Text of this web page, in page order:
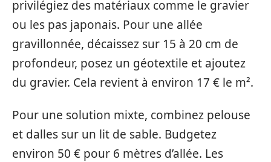
privilégiez des matériaux comme le gravier
ou les pas japonais. Pour une allée
gravillonnée, décaissez sur 15 à 20 cm de
profondeur, posez un géotextile et ajoutez
du gravier. Cela revient à environ 17 € le m².
Pour une solution mixte, combinez pelouse
et dalles sur un lit de sable. Budgetez
environ 50 € pour 6 mètres d’allée. Les